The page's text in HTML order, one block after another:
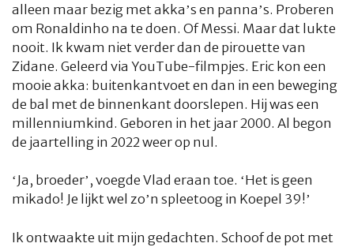
alleen maar bezig met akka’s en panna’s. Proberen
om Ronaldinho na te doen. Of Messi. Maar dat lukte
nooit. Ik kwam niet verder dan de pirouette van
Zidane. Geleerd via YouTube-filmpjes. Eric kon een
mooie akka: buitenkantvoet en dan in een beweging
de bal met de binnenkant doorslepen. Hij was een
millenniumkind. Geboren in het jaar 2000. Al begon
de jaartelling in 2022 weer op nul.
‘Ja, broeder’, voegde Vlad eraan toe. ‘Het is geen
mikado! Je lijkt wel zo’n spleetoog in Koepel 39!’
Ik ontwaakte uit mijn gedachten. Schoof de pot met